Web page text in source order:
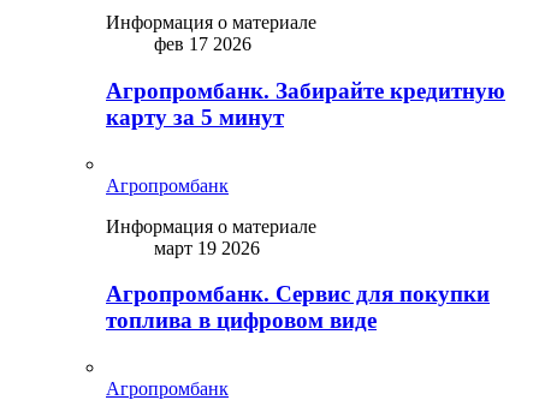
Информация о материале
фев 17 2026
Агропромбанк. Забирайте кредитную
карту за 5 минут
Агропромбанк
Информация о материале
март 19 2026
Агропромбанк. Сервис для покупки
топлива в цифровом виде
Агропромбанк